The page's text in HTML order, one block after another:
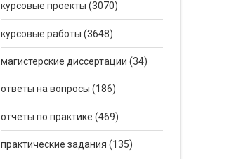
курсовые проекты (3070)
курсовые работы (3648)
магистерские диссертации (34)
ответы на вопросы (186)
отчеты по практике (469)
практические задания (135)